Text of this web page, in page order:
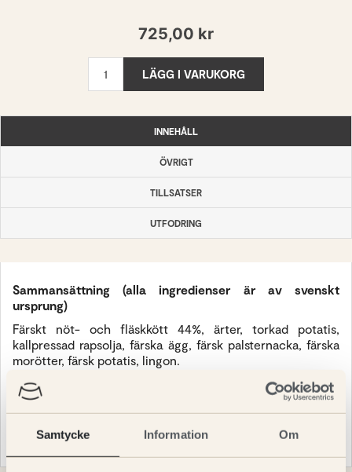
Samtycke Information Om
725,00 kr
LÄGG I VARUKORG
INNEHÅLL
ÖVRIGT
TILLSATSER
UTFODRING
Sammansättning (alla ingredienser är av svenskt
ursprung)
Färskt nöt- och fläskkött 44%, ärter, torkad potatis,
kallpressad rapsolja, färska ägg, färsk palsternacka, färska
morötter, färsk potatis, lingon.
Analytiska beståndsdelar
Fosfor 1%), vatten 9%. Omsättbar energi 1450 kJ/100 g